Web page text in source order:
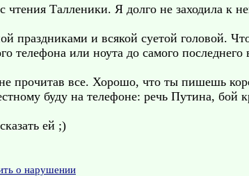
чтения Талленики. Я долго не заходила к
праздниками и всякой суетой головой.
телефона или ноута до самого
прочитав все. Хорошо, что ты пишешь
буду на телефоне: речь Путина, бой
ей ;)
о нарушении